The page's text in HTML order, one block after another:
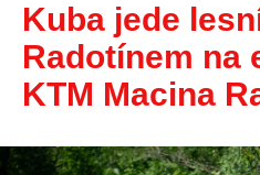
Kuba jede
Radotínem na
KTM Macina